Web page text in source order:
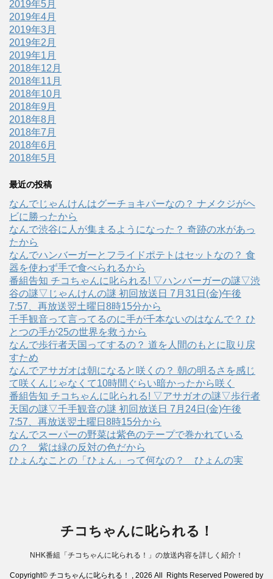
2019年5月
2019年4月
2019年3月
2019年2月
2019年1月
2018年12月
2018年11月
2018年10月
2018年9月
2018年8月
2018年7月
2018年6月
2018年5月
最近の投稿
なんでじゃんけんはグーチョキパーなの？ ナメクジがヘ
ビに勝ったから
なんで渋谷に人が集まるようになった？ 奇跡の水があっ
たから
なんでハンバーガーとフライドポテトはセットなの？ 食
器を使わず手で食べられるから
番組告知 チコちゃんに叱られる! ▽ハンバーガーの謎▽渋
谷の謎▽じゃんけんの謎 初回放送日 7月31日(金)午後
7:57、再放送翌土曜日8時15分から
千手観音って言ってるのに手が千本ないのはなんで？ ひ
とつの手が25の世界を救うから
なんで歩行者天国ってするの？ 道を人間のもとに取り戻
すため
なんでアサガオは朝になると咲くの？ 朝の明るさを感じ
て咲くんじゃなくて10時間ぐらい暗かったから咲く
番組告知 チコちゃんに叱られる! ▽アサガオの謎▽歩行者
天国の謎▽千手観音の謎 初回放送日 7月24日(金)午後
7:57、再放送翌土曜日8時15分から
なんでスーパーの野菜は紫色のテープで巻かれている
の？ 紫は緑の反対の色だから
ひょんなことの「ひょん」って何なの？ ひょんの実
チコちゃんに叱られる！
NHK番組「チコちゃんに叱られる！」の放送内容を詳しく紹介！
Copyright© チコちゃんに叱られる！ , 2026 All Rights Reserved Powered by